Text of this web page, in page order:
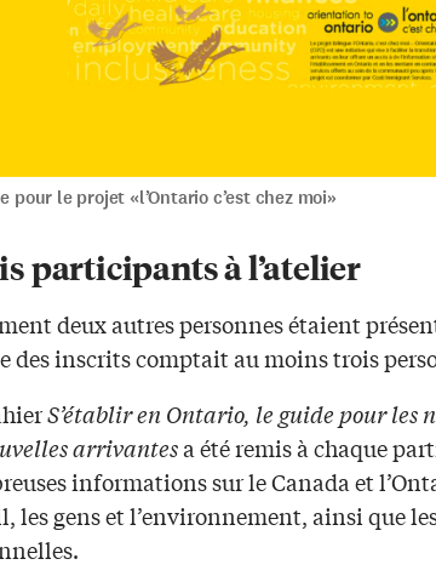
pour le projet «l’Ontario c’est chez moi»
participants à l’atelier
deux autres personnes étaient
des inscrits comptait au moins trois
S’établir en Ontario, le guide pour les
arrivantesa été remis à chaque
informations sur le Canada et
les gens et l’environnement, ainsi que